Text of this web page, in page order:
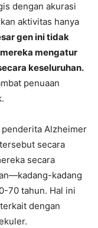
dengan akurasi
aktivitas hanya
gen ini tidak
mengatur
keseluruhan.
penuaan
penderita Alzheimer
secara
secara
kadang
70 tahun. Hal ini
dengan